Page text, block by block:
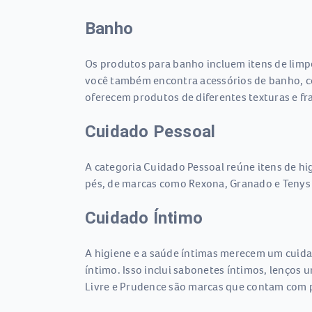
Banho
Os produtos para banho incluem itens de
você também encontra acessórios de banho,
oferecem produtos de diferentes texturas e
Cuidado Pessoal
A categoria Cuidado Pessoal reúne itens de
pés, de marcas como Rexona, Granado e
Cuidado Íntimo
A higiene e a saúde íntimas merecem um
íntimo. Isso inclui sabonetes íntimos, lenços
Livre e Prudence são marcas que contam